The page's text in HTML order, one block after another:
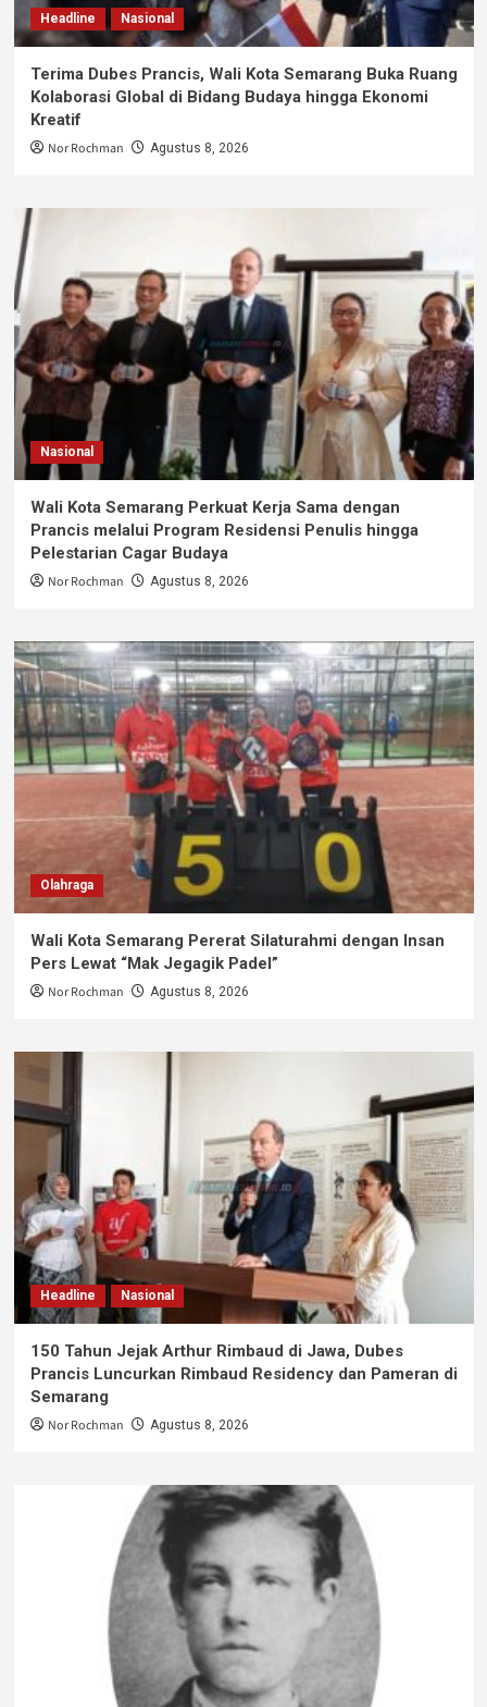
Headline Nasional
Terima Dubes Prancis, Wali Kota Semarang Buka Ruang
Kolaborasi Global di Bidang Budaya hingga Ekonomi
Kreatif
Nor Rochman Agustus 8, 2026
Nasional
Wali Kota Semarang Perkuat Kerja Sama dengan
Prancis melalui Program Residensi Penulis hingga
Pelestarian Cagar Budaya
Nor Rochman Agustus 8, 2026
Olahraga
Wali Kota Semarang Pererat Silaturahmi dengan Insan
Pers Lewat “Mak Jegagik Padel”
Nor Rochman Agustus 8, 2026
Headline Nasional
150 Tahun Jejak Arthur Rimbaud di Jawa, Dubes
Prancis Luncurkan Rimbaud Residency dan Pameran di
Semarang
Nor Rochman Agustus 8, 2026